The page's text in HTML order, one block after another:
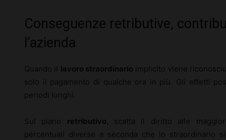
Conseguenze retributive,
l’azienda
Quando il lavoro straordinario implicito viene
solo il pagamento di qualche ora in più. Gli effetti
periodi lunghi.
Sul piano retributivo , scatta il diritto alle
percentuali diverse a seconda che lo straordinario